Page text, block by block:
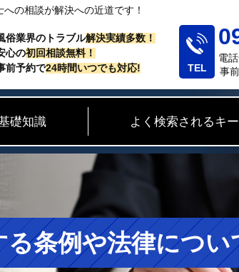
る条例や法律につい
の相談が解決への近道です！
俗業界のトラブル解決実績多数！
心の初回相談無料！
前予約で24時間いつでも対応!
電
事
礎知識 よく検索されるキ